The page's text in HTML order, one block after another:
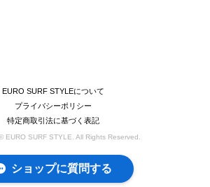
EURO SURF STYLEについて
プライバシーポリシー
特定商取引法に基づく表記
EURO SURF STYLE. All Rights Reserved.
ショップに質問する